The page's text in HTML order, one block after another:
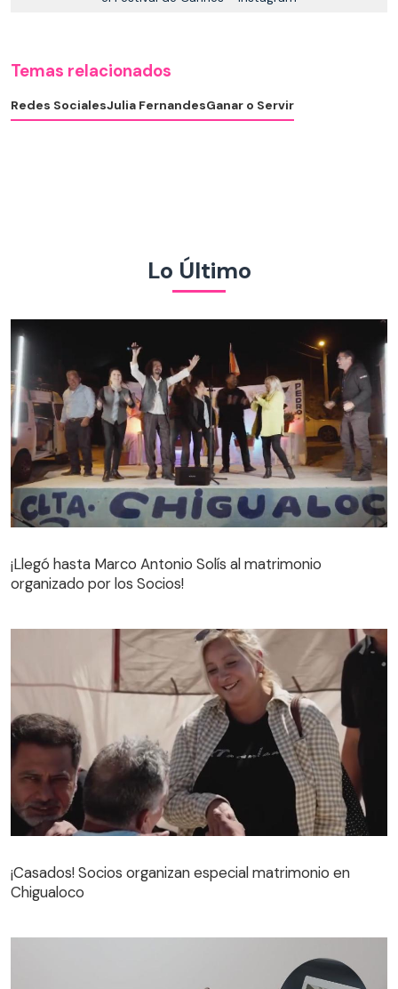
Temas relacionados
Redes SocialesJulia FernandesGanar o Servir
Lo Último
organizado por los Socios!
¡Llegó hasta Marco Antonio Solís al matrimonio
organizado por los Socios!
Chigualoco
¡Casados! Socios organizan especial matrimonio en
Chigualoco